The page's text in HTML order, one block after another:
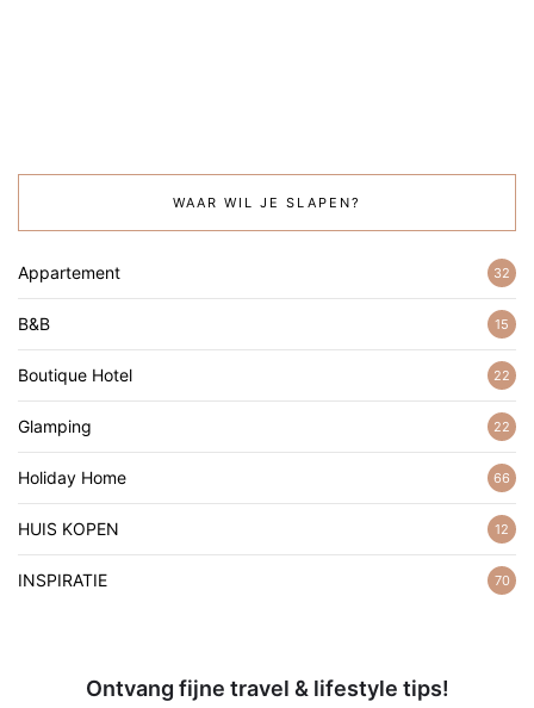
WAAR WIL JE SLAPEN?
Appartement 32
B&B 15
Boutique Hotel 22
Glamping 22
Holiday Home 66
HUIS KOPEN 12
INSPIRATIE 70
Ontvang fijne travel & lifestyle tips!